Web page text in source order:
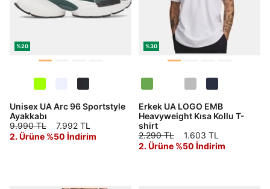
%20
Unisex UA Arc 96 Sportstyle
Ayakkabı
9.990 TL
7.992 TL
2. Ürüne %50 İndirim
%30
Erkek UA LOGO EMB
Heavyweight Kısa Kollu T-
shirt
2.290 TL
1.603 TL
2. Ürüne %50 İndirim